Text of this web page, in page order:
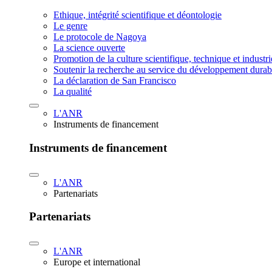
Ethique, intégrité scientifique et déontologie
Le genre
Le protocole de Nagoya
La science ouverte
Promotion de la culture scientifique, technique et
Soutenir la recherche au service du développement
La déclaration de San Francisco
La qualité
L'ANR
Instruments de financement
Instruments de financement
L'ANR
Partenariats
Partenariats
L'ANR
Europe et international